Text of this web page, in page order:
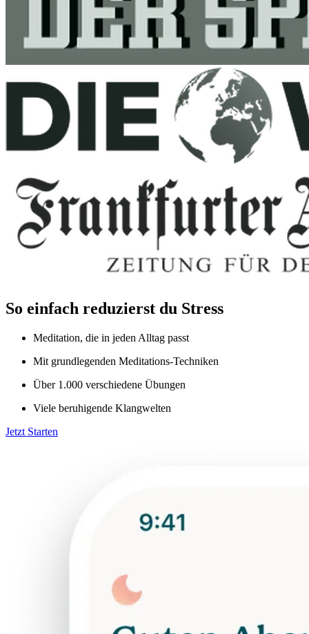
So einfach reduzierst du Stress
Meditation, die in jeden Alltag passt
Mit grundlegenden Meditations-Techniken
Über 1.000 verschiedene Übungen
Viele beruhigende Klangwelten
Jetzt Starten